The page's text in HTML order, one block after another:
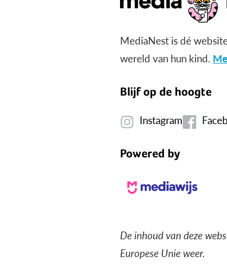
MediaNest is dé
wereld van hun kind.
Blijf op de hoogte
Instagram
Powered by
De inhoud van deze
Europese Unie weer.